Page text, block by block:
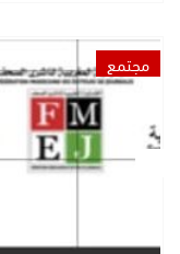
مجتمع